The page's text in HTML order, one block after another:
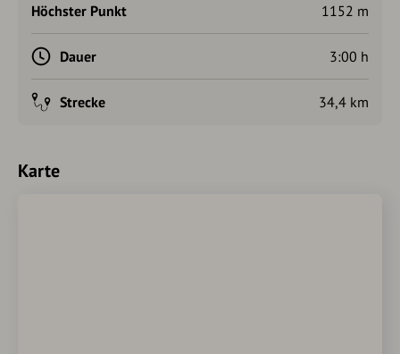
Höchster Punkt 1152 m
Dauer 3:00 h
Strecke 34,4 km
Karte